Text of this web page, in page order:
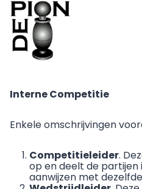
Doorgaan
naar
inhoud
Interne Competitie
Enkele omschrijvingen
Competitieleider.
op en deelt de partijen
aanwijzen met